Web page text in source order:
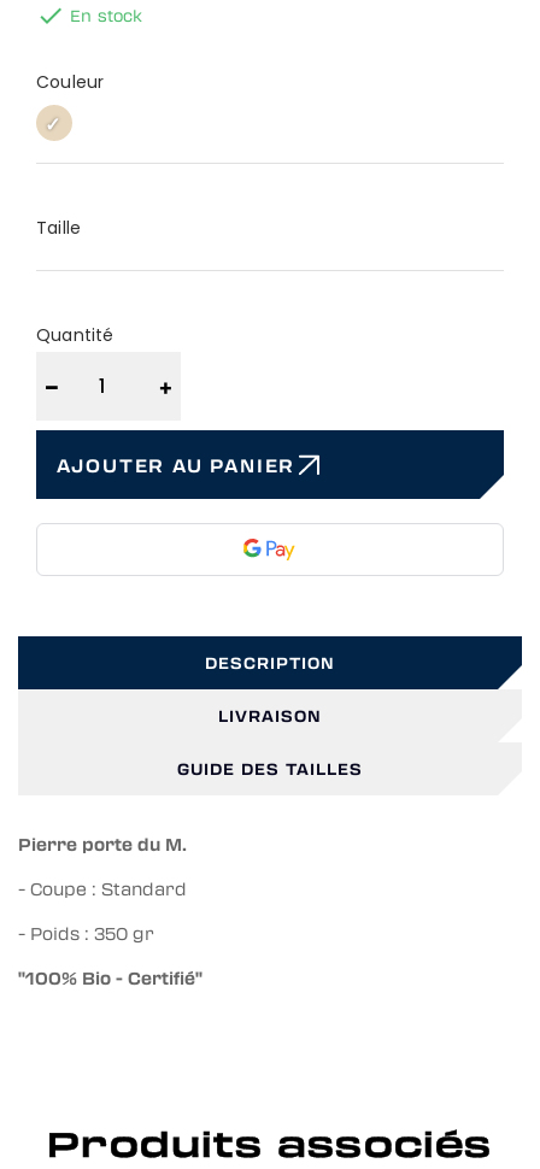
 En stock
Couleur
SABLE
Taille
Quantité
− +
AJOUTER AU PANIER
DESCRIPTION
LIVRAISON
GUIDE DES TAILLES
Pierre porte du M.
- Coupe : Standard
- Poids : 350 gr
"100% Bio - Certifié"
Produits associés